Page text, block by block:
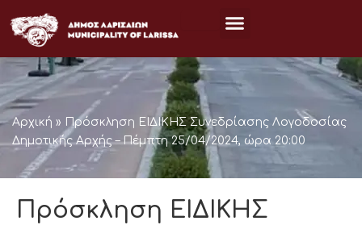
στο
περιεχόμενο
Αρχική »
Πρόσκληση ΕΙΔΙΚΗΣ Συνεδρίασης Λογοδοσίας
Δημοτικής Αρχής – Πέμπτη 25/04/2024, ώρα 20:00
Πρόσκληση ΕΙΔΙΚΗΣ